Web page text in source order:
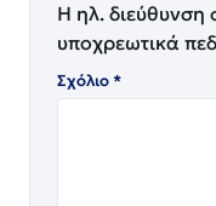
Η ηλ. διεύθυνση
υποχρεωτικά
Σχόλιο*